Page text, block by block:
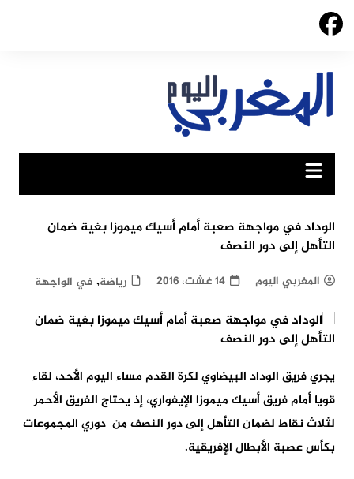
Skip
الوداد في مواجهة صعبة أمام أسيك ميموزا بغية ضمان
التأهل إلى دور النصف
المغربي اليوم 14 غشت، 2016 رياضة, في الواجهة
يجري فريق الوداد البيضاوي لكرة القدم مساء اليوم الأحد، لقاء
قويا أمام فريق أسيك ميموزا الإيفواري، إذ يحتاج الفريق الأحمر
لثلاث نقاط لضمان التأهل إلى دور النصف من دوري المجموعات
بكأس عصبة الأبطال الإفريقية.